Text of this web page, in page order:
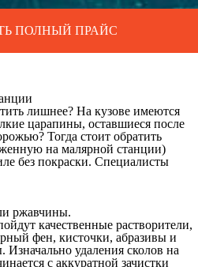
ПОЛНЫЙ ПРАЙС
лишнее? На кузове имеются
царапины, оставшиеся после
Тогда стоит обратить
на малярной станции)
без покраски. Специалисты
ржавчины.
качественные растворители,
фен, кисточки, абразивы и
удаления сколов на
с аккуратной зачистки